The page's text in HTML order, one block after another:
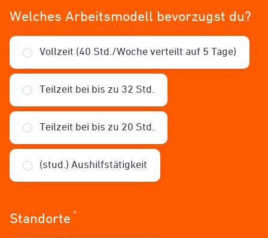
Welches Arbeitsmodell bevorzugst du?
Vollzeit (40 Std./Woche verteilt auf 5 Tage)
Teilzeit bei bis zu 32 Std.
Teilzeit bei bis zu 20 Std.
(stud.) Aushilfstätigkeit
Standorte *